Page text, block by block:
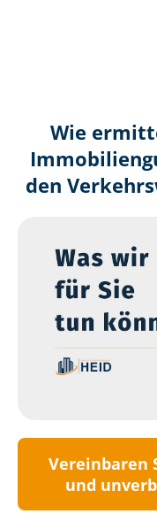
Wie
den
Vereinbaren
und